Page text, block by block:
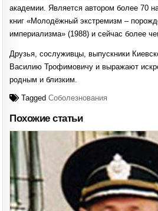
академии. Является автором более 70
книг «Молодёжный экстремизм –
империализма» (1988) и сейчас более
Друзья, сослуживцы, выпускники
Василию Трофимовичу и выражают
родным и близким.
TaggedСоболезнования
Похожие статьи
Posted
in